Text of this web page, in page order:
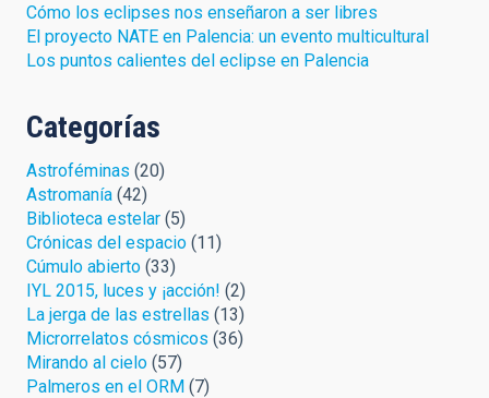
Cómo los eclipses nos enseñaron a ser libres
El proyecto NATE en Palencia: un evento multicultural
Los puntos calientes del eclipse en Palencia
Categorías
Astroféminas (20)
Astromanía (42)
Biblioteca estelar (5)
Crónicas del espacio (11)
Cúmulo abierto (33)
IYL 2015, luces y ¡acción! (2)
La jerga de las estrellas (13)
Microrrelatos cósmicos (36)
Mirando al cielo (57)
Palmeros en el ORM (7)